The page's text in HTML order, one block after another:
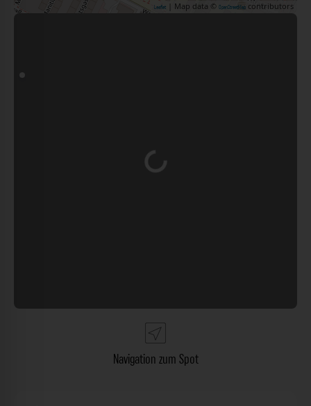
Leaflet | Map data © OpenStreetMap contributors
Wird geladen …
Navigation zum Spot